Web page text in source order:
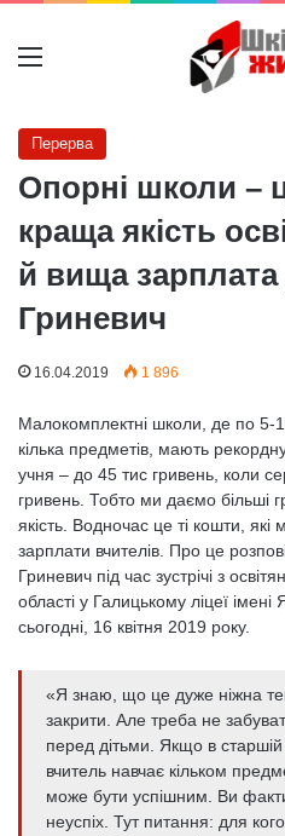
Меню
Перерва
Опорні школи –
краща якість
й вища
Гриневич
16.04.2019 1 896
Малокомплектні школи, де по 5-
кілька предметів, мають
учня – до 45 тис гривень, коли
гривень. Тобто ми даємо більші
якість. Водночас це ті кошти,
зарплати вчителів. Про це
Гриневич під час зустрічі з
області у Галицькому ліцеї
сьогодні, 16 квітня 2019 року.
«Я знаю, що це дуже ніжна
закрити. Але треба не
перед дітьми. Якщо в
вчитель навчає кільком
може бути успішним. Ви
неуспіх. Тут питання: для